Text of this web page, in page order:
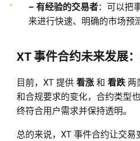
– 有经验的交易者：可以把
来进行快速、明确的市场预
XT 事件合约未来发展
目前，XT 提供 看涨 和 看跌 两
和合规要求的变化，合约类型
终符合用户需求并保持透明。
总的来说，XT 事件合约让交